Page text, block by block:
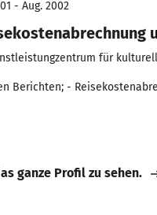
- Aug. 2002
für
Berichten; -
ganze Profil zu sehen.